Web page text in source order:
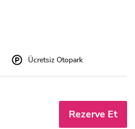
Ücretsiz Otopark
Rezerve Et